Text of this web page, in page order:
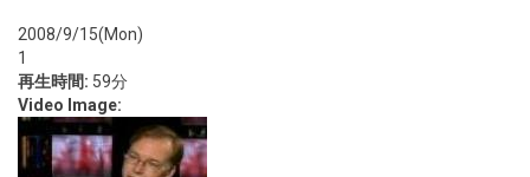
2008/9/15(Mon)
1
再生時間: 59分
Video Image: